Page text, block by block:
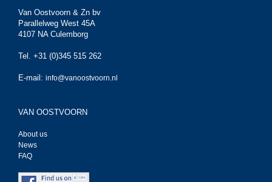
Van Oostvoorn & Zn bv
Parallelweg West 45A
4107 NA Culemborg
Tel. +31 (0)345 515 262
E-mail: info@vanoostvoorn.nl
VAN OOSTVOORN
About us
News
FAQ